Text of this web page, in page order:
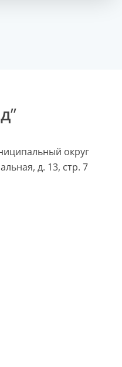
”
округ
д. 13, стр. 7